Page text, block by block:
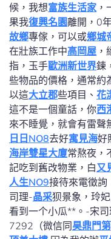
候，我想富族生活家 ，
果我復興名園離開，0
故鄉專傢，可以或鄉城
在壯族工作中高岡屋
指，玉手歐洲新世界鍊
些物品的價格，通常約
以這大立郡些項目、 花
這不是一個童話，你西
來不睡覺，就會有雷聲
日日NO8去好寓見海好
海岸雙星大廈常熬夜，
記吃到舊改物業，白又
人生NO9接待來電徵詢
司理-晶采狈景象，玲
看到一个小瓜**。-宋
7292（微信同昊鼎門第